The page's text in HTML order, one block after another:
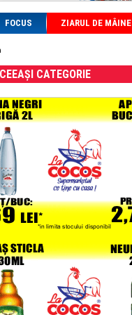
FOCUS ZIARUL DE MÂINE
CATEGORIE